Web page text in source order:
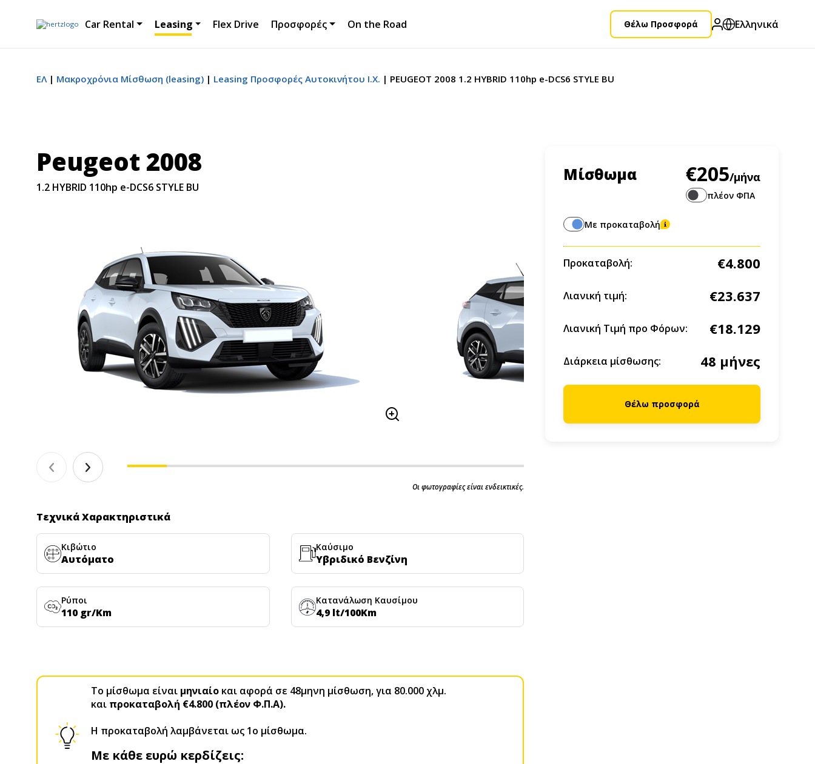
Car Rental Leasing Flex Drive Προσφορές On the Road Θέλω Προσφορά Ελληνικά
ΕΛ Μακροχρόνια Μίσθωση (leasing) Leasing Προσφορές Αυτοκινήτου Ι.Χ. PEUGEOT 2008 1.2 HYBRID 110hp e-DCS6 STYLE BU
Peugeot 2008
1.2 HYBRID 110hp e-DCS6 STYLE BU
Οι φωτογραφίες είναι ενδεικτικές.
Τεχνικά Χαρακτηριστικά
Κιβώτιο
Αυτόματο
Καύσιμο
Υβριδικό Βενζίνη
Ρύποι
110 gr/Km
Κατανάλωση Καυσίμου
4,9 lt/100Km
Το μίσθωμα είναι μηνιαίο και αφορά σε 48μηνη μίσθωση, για 80.000 χλμ.
και προκαταβολή €4.800 (πλέον Φ.Π.Α).
H προκαταβολή λαμβάνεται ως 1ο μίσθωμα.
Με κάθε ευρώ κερδίζεις:
Μίσθωμα €205/μήνα
πλέον ΦΠΑ
Με προκαταβολή
Προκαταβολή: €4.800
Λιανική τιμή: €23.637
Λιανική Τιμή προ Φόρων: €18.129
Διάρκεια μίσθωσης: 48 μήνες
Θέλω προσφορά